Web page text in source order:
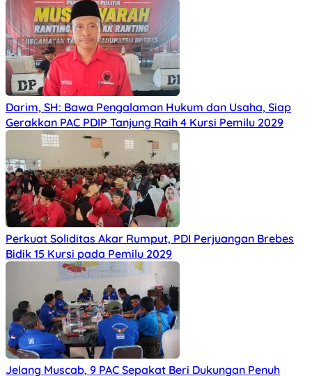
Darim, SH: Bawa Pengalaman Hukum dan Usaha, Siap
Gerakkan PAC PDIP Tanjung Raih 4 Kursi Pemilu 2029
Perkuat Soliditas Akar Rumput, PDI Perjuangan Brebes
Bidik 15 Kursi pada Pemilu 2029
Jelang Muscab, 9 PAC Sepakat Beri Dukungan Penuh